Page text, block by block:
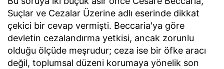
Suçlar ve Cezalar Üzerine adlı eserinde dikkat
çekici bir cevap vermişti. Beccaria'ya göre
devletin cezalandırma yetkisi, ancak zorunlu
olduğu ölçüde meşrudur; ceza ise bir öfke aracı
değil, toplumsal düzeni korumaya yönelik son